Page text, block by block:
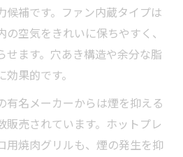
候補です。ファン内蔵タイプは
空気をきれいに保ちやすく、
せます。穴あき構造や余分な脂
果的です。
有名メーカーからは煙を抑える
販売されています。ホットプレ
用焼肉グリルも、煙の発生を抑